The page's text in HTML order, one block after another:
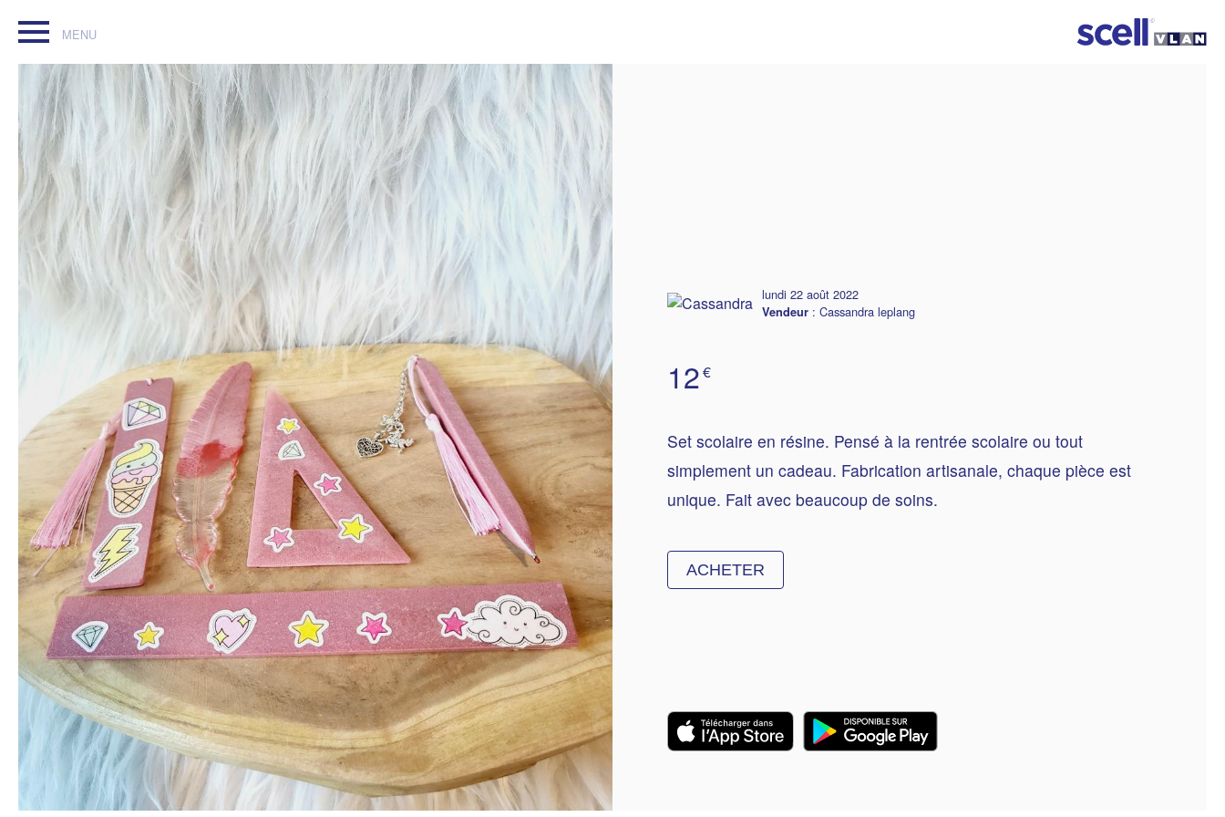
Set scolaire en résine. Pensé à la rentrée scolaire ou tout simplement un cadeau.
Fabrication artisanale, chaque pièce est unique. Fait avec beaucoup de soins.
lundi 22 août 2022
Vendeur : Cassandra leplang
12€
Set scolaire en résine. Pensé à la rentrée scolaire ou tout
simplement un cadeau. Fabrication artisanale, chaque pièce est
unique. Fait avec beaucoup de soins.
ACHETER